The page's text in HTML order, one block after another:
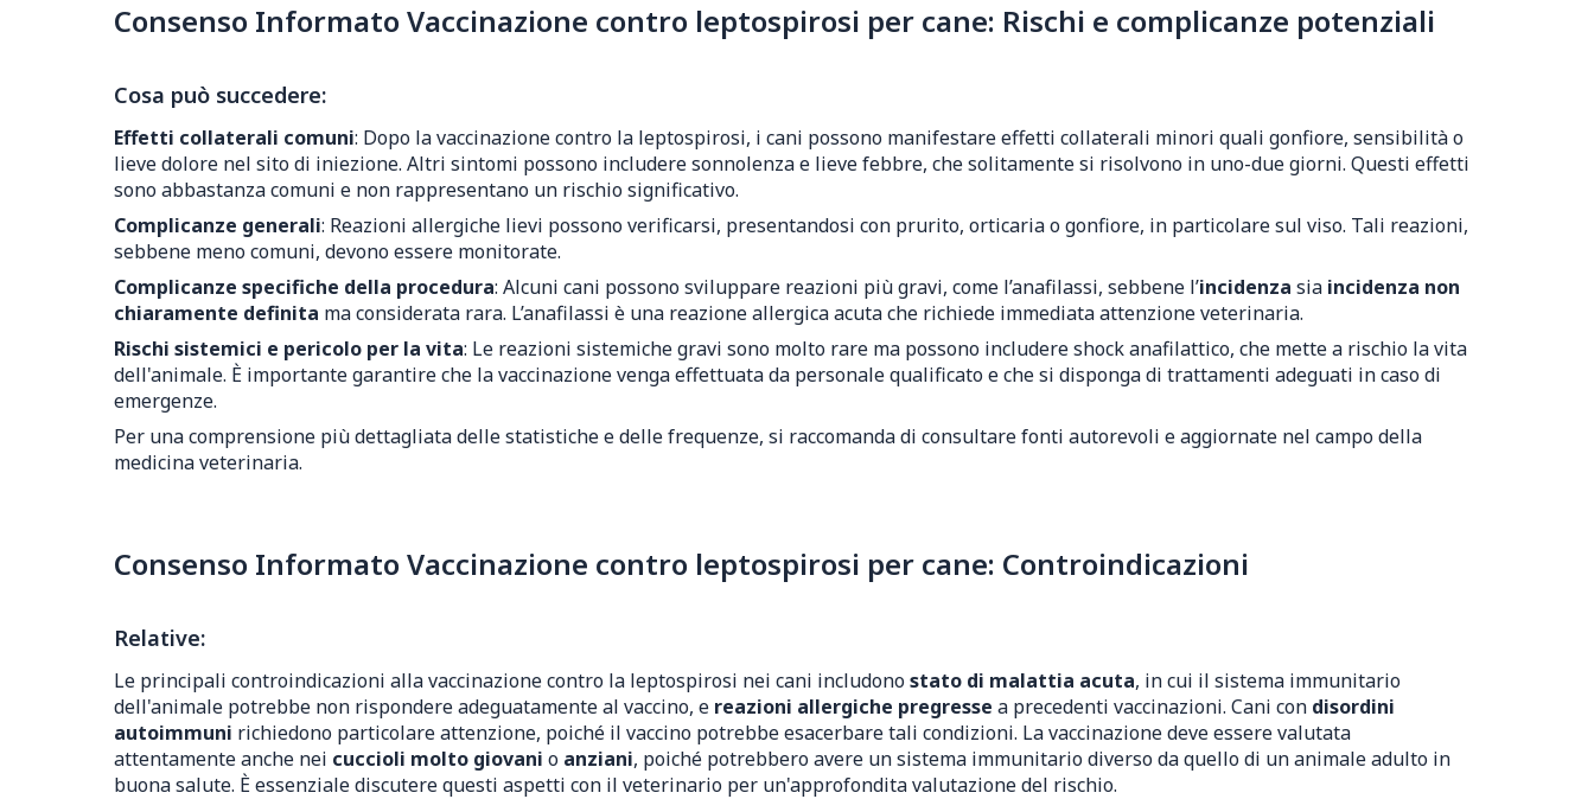
Consenso Informato Vaccinazione contro leptospirosi per cane: Rischi e complicanze potenziali
Cosa può succedere:
Effetti collaterali comuni: Dopo la vaccinazione contro la leptospirosi, i cani possono manifestare effetti collaterali minori quali gonfiore, sensibilità o
lieve dolore nel sito di iniezione. Altri sintomi possono includere sonnolenza e lieve febbre, che solitamente si risolvono in uno-due giorni. Questi effetti
sono abbastanza comuni e non rappresentano un rischio significativo.
Complicanze generali: Reazioni allergiche lievi possono verificarsi, presentandosi con prurito, orticaria o gonfiore, in particolare sul viso. Tali reazioni,
sebbene meno comuni, devono essere monitorate.
Complicanze specifiche della procedura: Alcuni cani possono sviluppare reazioni più gravi, come l’anafilassi, sebbene l’incidenza sia incidenza non
chiaramente definita ma considerata rara. L’anafilassi è una reazione allergica acuta che richiede immediata attenzione veterinaria.
Rischi sistemici e pericolo per la vita: Le reazioni sistemiche gravi sono molto rare ma possono includere shock anafilattico, che mette a rischio la vita
dell'animale. È importante garantire che la vaccinazione venga effettuata da personale qualificato e che si disponga di trattamenti adeguati in caso di
emergenze.
Per una comprensione più dettagliata delle statistiche e delle frequenze, si raccomanda di consultare fonti autorevoli e aggiornate nel campo della
medicina veterinaria.
Consenso Informato Vaccinazione contro leptospirosi per cane: Controindicazioni
Relative:
Le principali controindicazioni alla vaccinazione contro la leptospirosi nei cani includonostato di malattia acuta, in cui il sistema immunitario
dell'animale potrebbe non rispondere adeguatamente al vaccino, e reazioni allergiche pregresse a precedenti vaccinazioni. Cani con disordini
autoimmuni richiedono particolare attenzione, poiché il vaccino potrebbe esacerbare tali condizioni. La vaccinazione deve essere valutata
attentamente anche nei cuccioli molto giovani o anziani, poiché potrebbero avere un sistema immunitario diverso da quello di un animale adulto in
buona salute. È essenziale discutere questi aspetti con il veterinario per un'approfondita valutazione del rischio.